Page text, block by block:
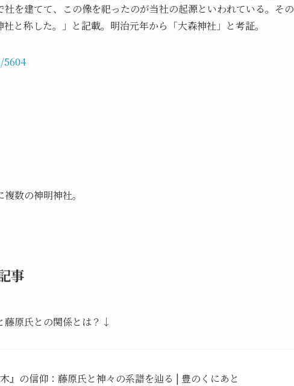
を建てて、この像を祀ったのが当社の起源といわれている。その
と称した。」と記載。明治元年から「大森神社」と考証。
数の神明神社。
事
藤原氏との関係とは？↓
』の信仰：藤原氏と神々の系譜を辿る | 豊のくにあと